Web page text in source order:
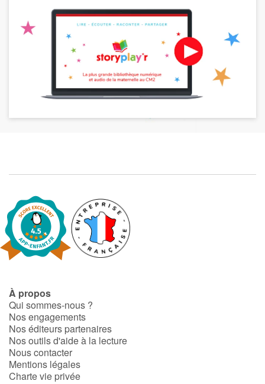
Blog
Apprendre à lire
Livre audio
Activités et ateliers
Apprendre les langues
Dyslexie, troubles de la lecture
Nos listes de lecture
Les plus lus
À propos
Qui sommes-nous ?
Nos engagements
Nos éditeurs partenaires
Nos outils d'aide à la lecture
Nous contacter
Mentions légales
Charte vie privée